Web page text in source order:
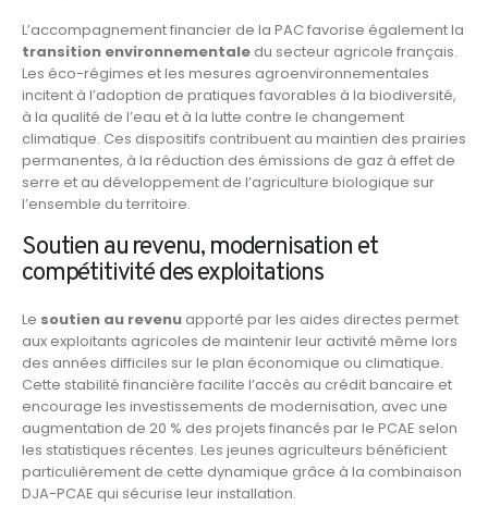
L’accompagnement financier de la PAC favorise également la
transition environnementale du secteur agricole français.
Les éco-régimes et les mesures agroenvironnementales
incitent à l’adoption de pratiques favorables à la biodiversité,
à la qualité de l’eau et à la lutte contre le changement
climatique. Ces dispositifs contribuent au maintien des prairies
permanentes, à la réduction des émissions de gaz à effet de
serre et au développement de l’agriculture biologique sur
l’ensemble du territoire.
Soutien au revenu, modernisation et
compétitivité des exploitations
Le soutien au revenu apporté par les aides directes permet
aux exploitants agricoles de maintenir leur activité même lors
des années difficiles sur le plan économique ou climatique.
Cette stabilité financière facilite l’accès au crédit bancaire et
encourage les investissements de modernisation, avec une
augmentation de 20 % des projets financés par le PCAE selon
les statistiques récentes. Les jeunes agriculteurs bénéficient
particulièrement de cette dynamique grâce à la combinaison
DJA-PCAE qui sécurise leur installation.